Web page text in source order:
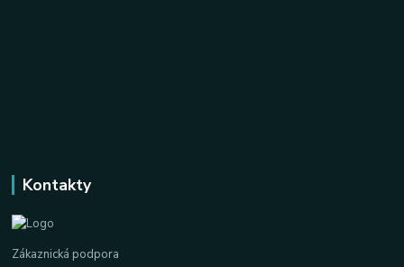
Kontakty
Zákaznická podpora